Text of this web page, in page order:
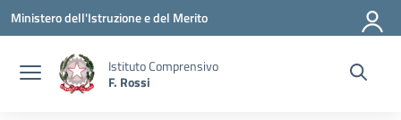
Vai ai contenuti
Vai al menu di navigazione
Vai al footer
Ministero dell'Istruzione e del Merito
Istituto Comprensivo
F. Rossi